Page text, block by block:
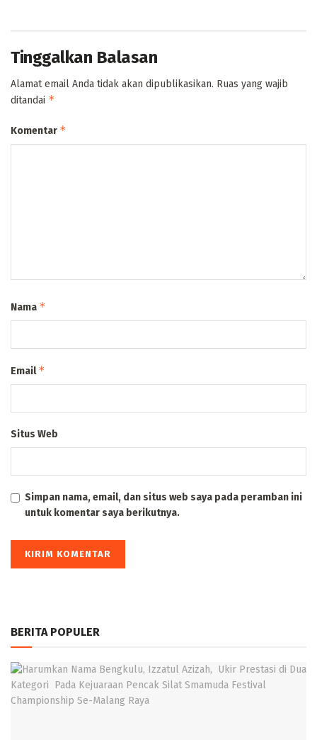
Tinggalkan Balasan
Alamat email Anda tidak akan dipublikasikan. Ruas yang wajib
ditandai *
Komentar *
Nama *
Email*
Situs Web
Simpan nama, email, dan situs web saya pada peramban ini
untuk komentar saya berikutnya.
BERITA POPULER